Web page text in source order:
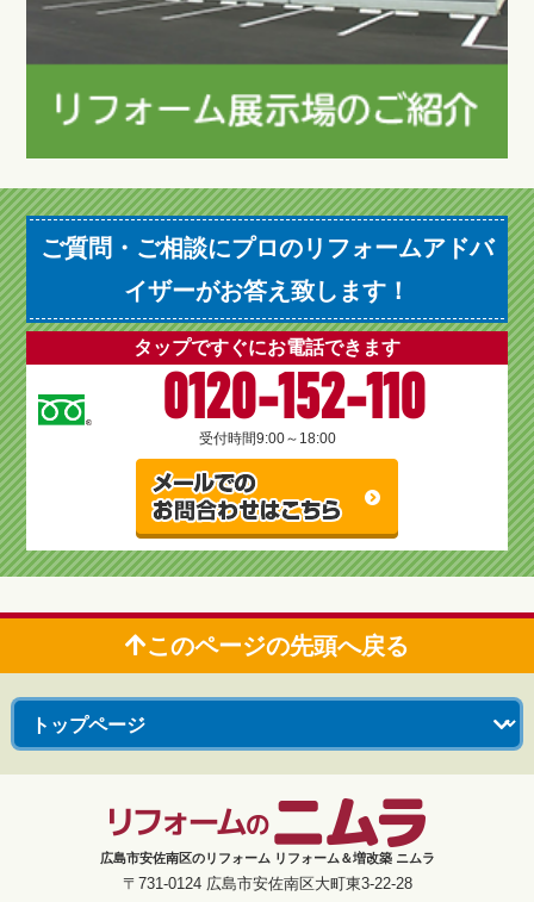
ご質問・ご相談にプロのリフォームアドバ
イザーがお答え致します！
タップですぐにお電話できます
0120-152-110
受付時間9:00～18:00
このページの先頭へ戻る
広島市安佐南区のリフォーム リフォーム＆増改築 ニムラ
〒731-0124 広島市安佐南区大町東3-22-28